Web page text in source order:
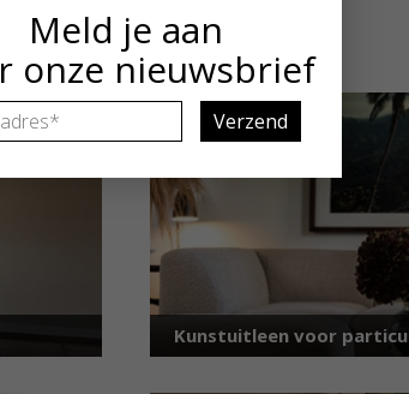
Kunstuitleen voor
Meld je aan
onze nieuwsbrief
*